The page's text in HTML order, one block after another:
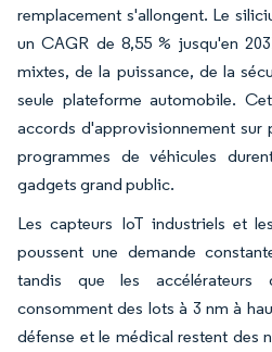
remplacement s'allongent. Le
un CAGR de 8,55 % jusqu'en
mixtes, de la puissance, de la
seule plateforme automobile.
accords d'approvisionnement sur
programmes de véhicules
gadgets grand public.
Les capteurs IoT industriels et
poussent une demande
tandis que les accélérateurs
consomment des lots à 3 nm à
défense et le médical restent des